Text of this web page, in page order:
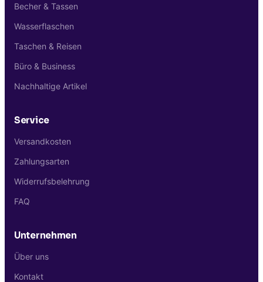
Becher & Tassen
Wasserflaschen
Taschen & Reisen
Büro & Business
Nachhaltige Artikel
Service
Versandkosten
Zahlungsarten
Widerrufsbelehrung
FAQ
Unternehmen
Über uns
Kontakt